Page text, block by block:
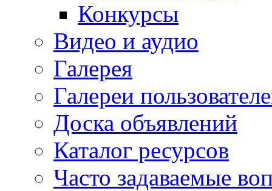
Конкурсы
Видео и аудио
Галерея
Галереи
Доска объявлений
Каталог ресурсов
Часто задаваемые